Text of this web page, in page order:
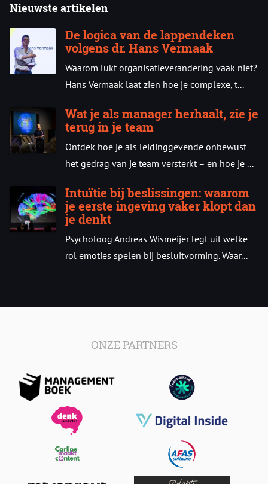
Nieuwste artikelen
De logica van de lappendeken
volgens dr. Hans Vermaak
Waarom lukt organisatieverandering vaak niet?
Hans Vermaak laat zien hoe je complexe, t...
Wat je als manager herhaalt, zie je
terug in je team
Ontdek hoe je als leidinggevende onbewust
het gedrag van je team versterkt – en hoe je ...
Intuïtie bij beslissingen: waarom
je eerste ingeving vaker klopt dan
je denkt
Psycholoog Andreas Wismeijer legt uit welke
rol emoties spelen bij besluitvorming. Waar...
ONZE PARTNERS